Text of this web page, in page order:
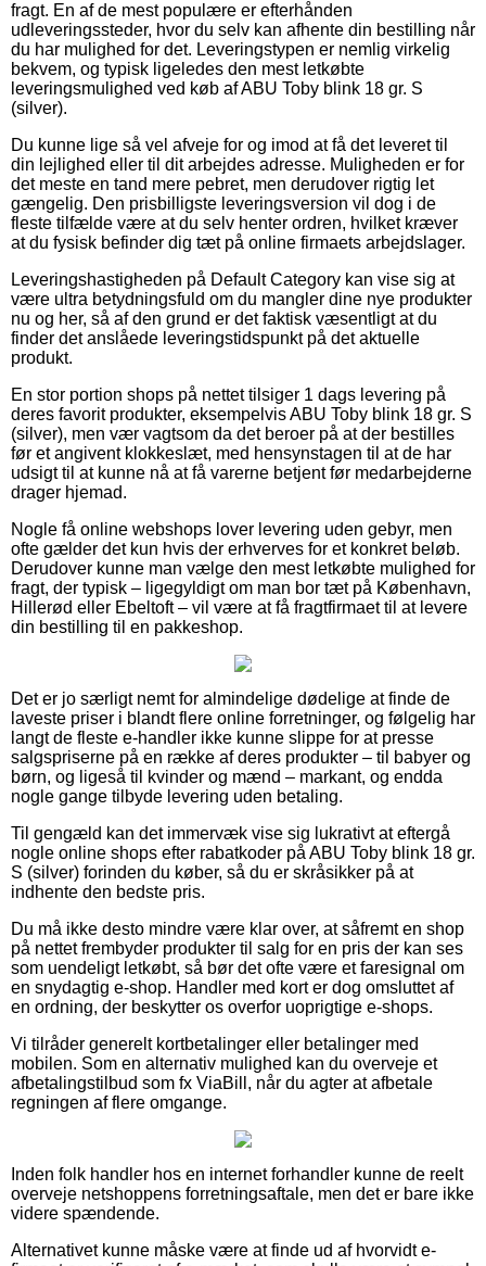
fragt. En af de mest populære er efterhånden
udleveringssteder, hvor du selv kan afhente din bestilling når
du har mulighed for det. Leveringstypen er nemlig virkelig
bekvem, og typisk ligeledes den mest letkøbte
leveringsmulighed ved køb af ABU Toby blink 18 gr. S
(silver).
Du kunne lige så vel afveje for og imod at få det leveret til
din lejlighed eller til dit arbejdes adresse. Muligheden er for
det meste en tand mere pebret, men derudover rigtig let
gængelig. Den prisbilligste leveringsversion vil dog i de
fleste tilfælde være at du selv henter ordren, hvilket kræver
at du fysisk befinder dig tæt på online firmaets arbejdslager.
Leveringshastigheden på Default Category kan vise sig at
være ultra betydningsfuld om du mangler dine nye produkter
nu og her, så af den grund er det faktisk væsentligt at du
finder det anslåede leveringstidspunkt på det aktuelle
produkt.
En stor portion shops på nettet tilsiger 1 dags levering på
deres favorit produkter, eksempelvis ABU Toby blink 18 gr. S
(silver), men vær vagtsom da det beroer på at der bestilles
før et angivent klokkeslæt, med hensynstagen til at de har
udsigt til at kunne nå at få varerne betjent før medarbejderne
drager hjemad.
Nogle få online webshops lover levering uden gebyr, men
ofte gælder det kun hvis der erhverves for et konkret beløb.
Derudover kunne man vælge den mest letkøbte mulighed for
fragt, der typisk – ligegyldigt om man bor tæt på København,
Hillerød eller Ebeltoft – vil være at få fragtfirmaet til at levere
din bestilling til en pakkeshop.
Det er jo særligt nemt for almindelige dødelige at finde de
laveste priser i blandt flere online forretninger, og følgelig har
langt de fleste e-handler ikke kunne slippe for at presse
salgspriserne på en række af deres produkter – til babyer og
børn, og ligeså til kvinder og mænd – markant, og endda
nogle gange tilbyde levering uden betaling.
Til gengæld kan det immervæk vise sig lukrativt at eftergå
nogle online shops efter rabatkoder på ABU Toby blink 18 gr.
S (silver) forinden du køber, så du er skråsikker på at
indhente den bedste pris.
Du må ikke desto mindre være klar over, at såfremt en shop
på nettet frembyder produkter til salg for en pris der kan ses
som uendeligt letkøbt, så bør det ofte være et faresignal om
en snydagtig e-shop. Handler med kort er dog omsluttet af
en ordning, der beskytter os overfor uoprigtige e-shops.
Vi tilråder generelt kortbetalinger eller betalinger med
mobilen. Som en alternativ mulighed kan du overveje et
afbetalingstilbud som fx ViaBill, når du agter at afbetale
regningen af flere omgange.
Inden folk handler hos en internet forhandler kunne de reelt
overveje netshoppens forretningsaftale, men det er bare ikke
videre spændende.
Alternativet kunne måske være at finde ud af hvorvidt e-